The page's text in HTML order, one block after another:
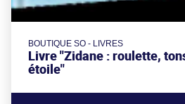
BOUTIQUE SO - LIVRES
Livre "Zidane : roulette,
étoile"